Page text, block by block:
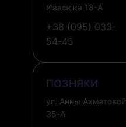
Ивасюка 18-А
+38 (095) 033-
54-45
ПОЗНЯКИ
ул. Анны Ахматовой
35-А